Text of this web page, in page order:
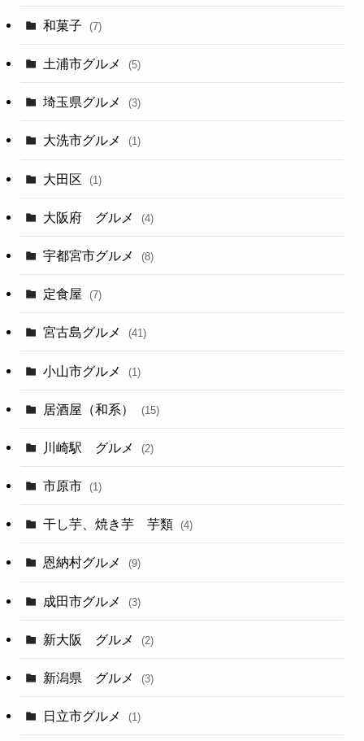
和菓子 (7)
土浦市グルメ (5)
埼玉県グルメ (3)
大洗市グルメ (1)
大田区 (1)
大阪府 グルメ (4)
宇都宮市グルメ (8)
定食屋 (7)
宮古島グルメ (41)
小山市グルメ (1)
居酒屋（和系） (15)
川崎駅 グルメ (2)
市原市 (1)
干し芋、焼き芋 芋類 (4)
恩納村グルメ (9)
成田市グルメ (3)
新大阪 グルメ (2)
新潟県 グルメ (3)
日立市グルメ (1)